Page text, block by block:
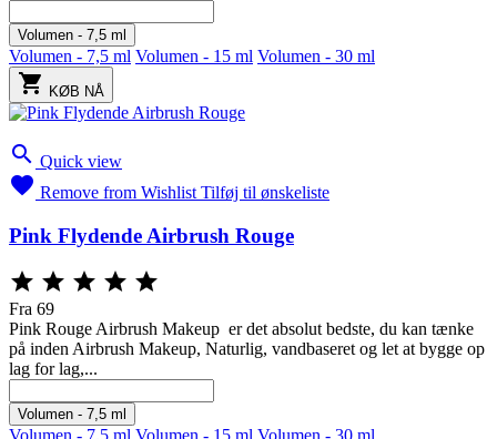
Volumen - 7,5 ml
Volumen - 7,5 ml Volumen - 15 ml Volumen - 30 ml
 KØB NÅ
 Quick view
 Remove from Wishlist Tilføj til ønskeliste
Pink Flydende Airbrush Rouge
    
Fra 69
Pink Rouge Airbrush Makeup er det absolut bedste, du kan tænke
på inden Airbrush Makeup, Naturlig, vandbaseret og let at bygge op
lag for lag,...
Volumen - 7,5 ml